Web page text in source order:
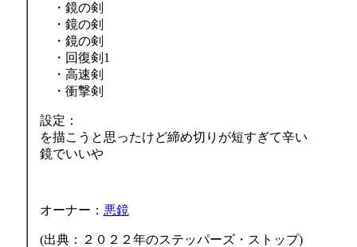
・鏡の剣
・鏡の剣
・鏡の剣
・回復剣1
・高速剣
・衝撃剣
設定：
を描こうと思ったけど締め切りが短すぎて辛い
鏡でいいや
オーナー： 悪鏡
(出典：２０２２年のステッパーズ・ストップ)